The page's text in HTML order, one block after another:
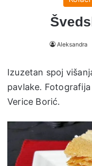
Aleksandra
Izuzetan spoj
pavlake.
Verice Borić.